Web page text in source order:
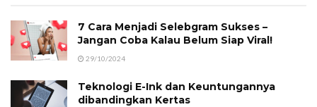
7 Cara Menjadi Selebgram Sukses –
Jangan Coba Kalau Belum Siap Viral!
29/10/2024
Teknologi E-Ink dan Keuntungannya
dibandingkan Kertas